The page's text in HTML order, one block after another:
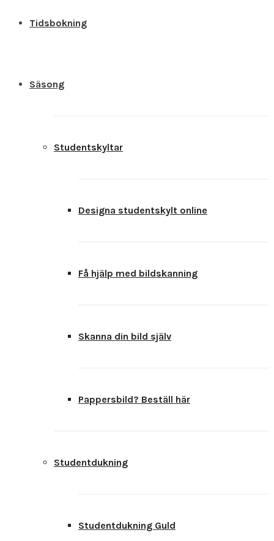
Tidsbokning
Säsong
Studentskyltar
Designa studentskylt online
Få hjälp med bildskanning
Skanna din bild själv
Pappersbild? Beställ här
Studentdukning
Studentdukning Guld